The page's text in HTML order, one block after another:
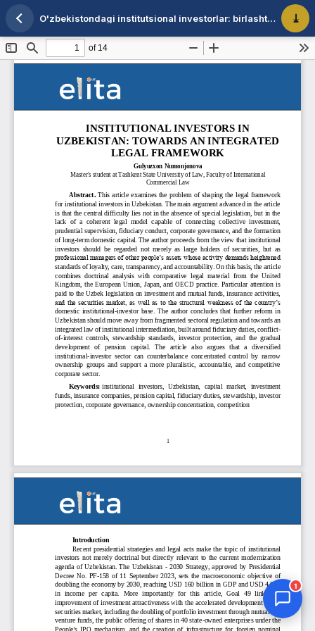
Maqola tafsilotlariga qaytish O'zbekistondagi institutsional investorlar: birlashtirilgan yuridik mezonga qarab
1
Jurnal Yordamchisi
Onlayn